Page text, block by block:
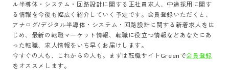
ル半導体・システム・回路設計に関する正社員求人、中途採用に関す
る情報を今後も幅広く紹介していく予定です。会員登録いただくと、
アナログ/デジタル半導体・システム・回路設計に関する新着求人をは
じめ、最新の転職マーケット情報、転職に役立つ情報などあなたにあ
った転職、求人情報をいち早くお届けします。
今すぐの人も、これからの人も。まずは転職サイトGreenで会員登録
をオススメします。